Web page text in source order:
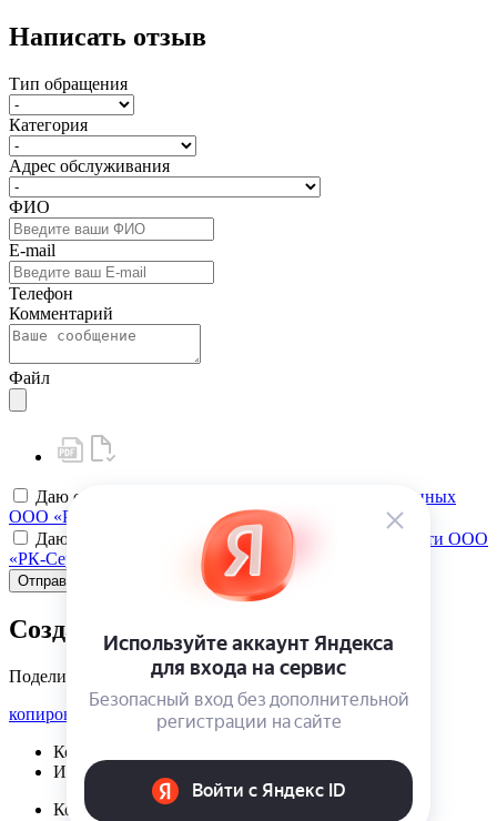
Написать отзыв
Тип обращения
Категория
Адрес обслуживания
ФИО
E-mail
Телефон
Комментарий
Файл
Даю своё
согласие на обработку персональных данных
ООО «РК-Сервис»
Даю своё
согласие на политику конфиденциальности ООО
«РК-Сервис»
Отправить
Создать карту клиента
Поделиться
копировать ссылку
Корзина | {{ cart.items.value.length }}
Избранное | {{ initData.favoriteProducts.length }}
Корзина | {{ cart.items.value.length }}